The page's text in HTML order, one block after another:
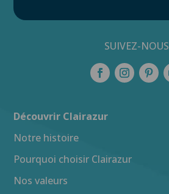
SUIVEZ-NOUS
Découvrir Clairazur
Notre histoire
Pourquoi choisir Clairazur
Nos valeurs